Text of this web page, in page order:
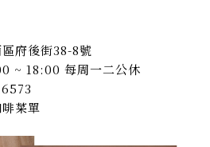
府後街38-8號
~ 18:00 每周一二公休
菜單